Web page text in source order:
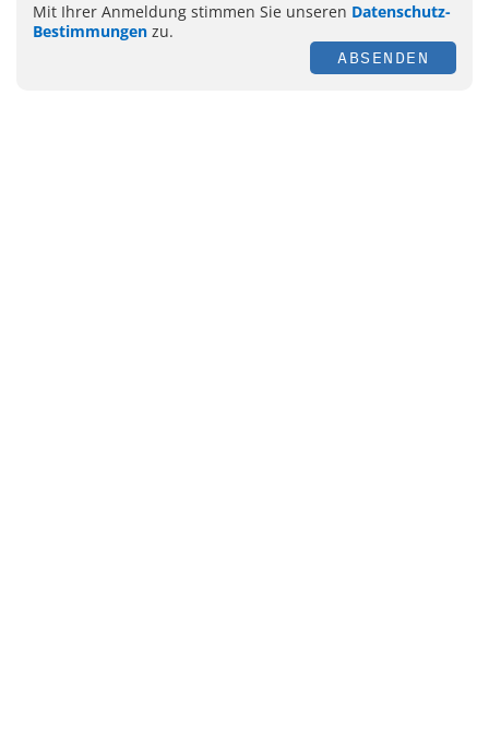
Mit Ihrer Anmeldung stimmen Sie unseren Datenschutz-
Bestimmungen zu.
ABSENDEN